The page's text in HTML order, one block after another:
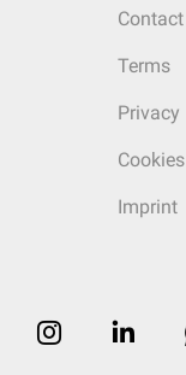
Contact
Terms
Privacy
Cookies
Imprint